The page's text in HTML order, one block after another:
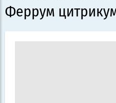
Феррум